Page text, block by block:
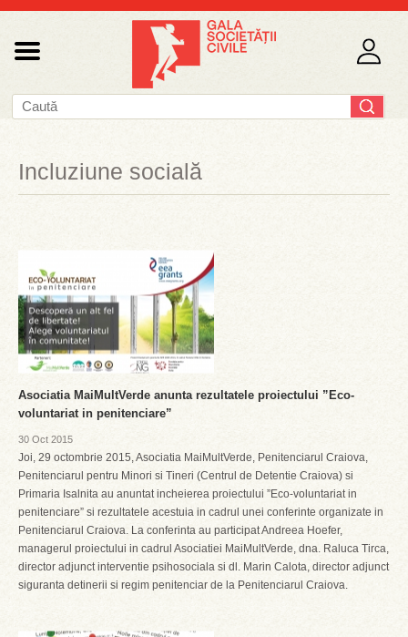
Incluziune socială
Asociatia MaiMultVerde anunta rezultatele proiectului ”Eco-
voluntariat in penitenciare”
30 Oct 2015
Joi, 29 octombrie 2015, Asociatia MaiMultVerde, Penitenciarul Craiova,
Penitenciarul pentru Minori si Tineri (Centrul de Detentie Craiova) si
Primaria Isalnita au anuntat incheierea proiectului ”Eco-voluntariat in
penitenciare” si rezultatele acestuia in cadrul unei conferinte organizate in
Penitenciarul Craiova. La conferinta au participat Andreea Hoefer,
managerul proiectului in cadrul Asociatiei MaiMultVerde, dna. Raluca Tirca,
director adjunct interventie psihosociala si dl. Marin Calota, director adjunct
siguranta detinerii si regim penitenciar de la Penitenciarul Craiova.